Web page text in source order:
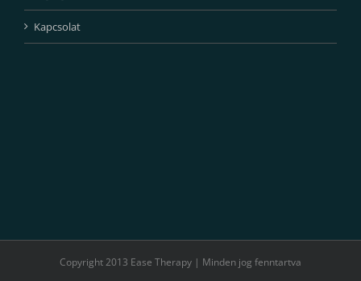
Kapcsolat
Copyright 2013 Ease Therapy | Minden jog fenntartva